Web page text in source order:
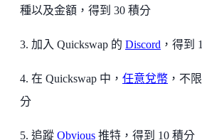
種以及金額，得到 30 積分
3. 加入 Quickswap 的 Discord ，得到
4. 在 Quickswap 中， 任意兌幣 ，不
分
5. 追蹤 Obvious 推特，得到 10 積分